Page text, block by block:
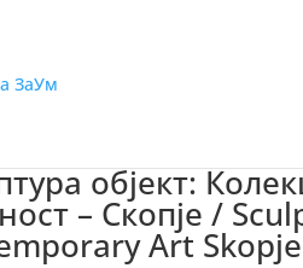
објект:
– Скопје /
Art